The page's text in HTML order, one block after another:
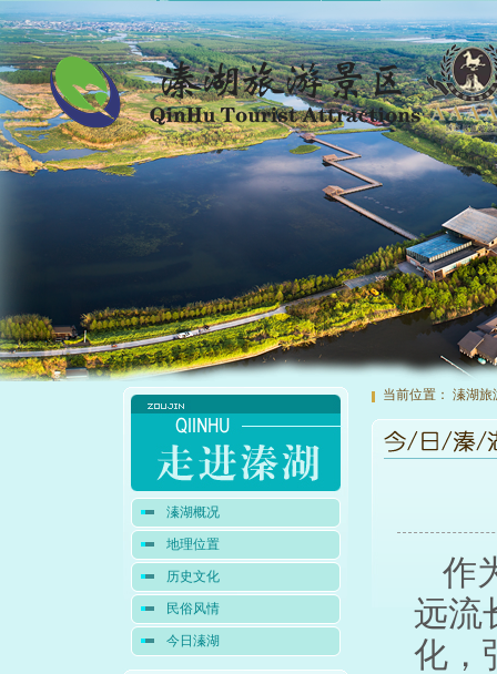
溱湖概况
地理位置
历史文化
民俗风情
今日溱湖
当前位置： 溱湖旅
作
远流
化，